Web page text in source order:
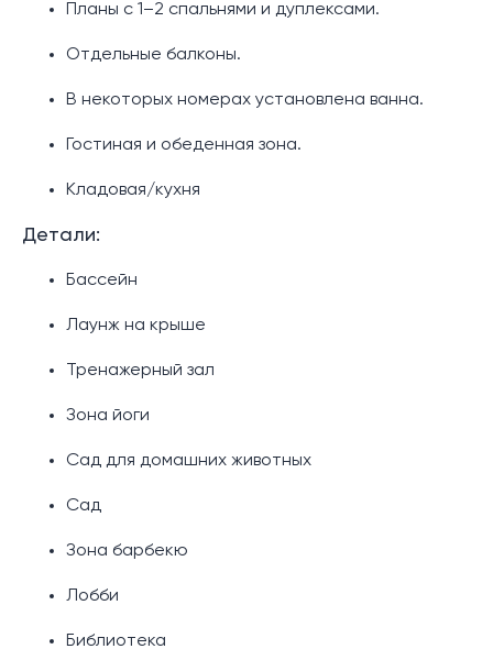
Планы с 1–2 спальнями и дуплексами.
Отдельные балконы.
В некоторых номерах установлена ванна.
Гостиная и обеденная зона.
Кладовая/кухня
Детали:
Бассейн
Лаунж на крыше
Тренажерный зал
Зона йоги
Сад для домашних животных
Сад
Зона барбекю
Лобби
Библиотека